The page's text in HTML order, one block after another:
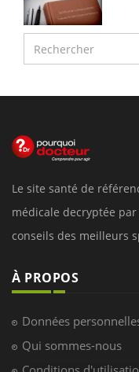
Le site santé de
médicale decryptée
conseils des meilleurs
À PROPOS
Données
Qui sommes-nous